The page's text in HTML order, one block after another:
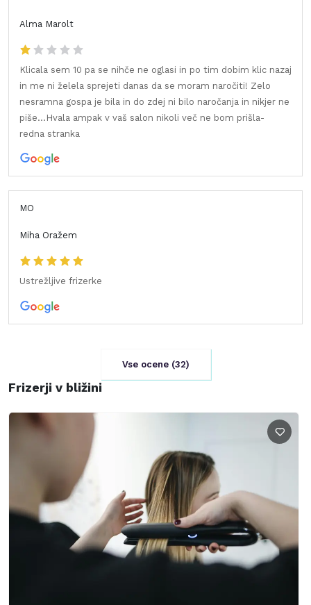
Alma Marolt
Klicala sem 10 pa se nihče ne oglasi in po tim dobim klic nazaj
in me ni želela sprejeti danas da se moram naročiti! Zelo
nesramna gospa je bila in do zdej ni bilo naročanja in nikjer ne
piše...Hvala ampak v vaš salon nikoli več ne bom prišla-
redna stranka
MO
Miha Oražem
Ustrežljive frizerke
Vse ocene (32)
Frizerji v bližini